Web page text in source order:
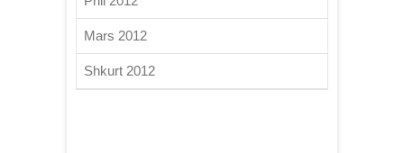
Mars 2012
Shkurt 2012